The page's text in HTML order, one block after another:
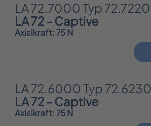
LA 72.7000 Typ 72.7220
LA 72 - Captive
Axialkraft: 75 N
LA 72.6000 Typ 72.6230
LA 72 - Captive
Axialkraft: 75 N